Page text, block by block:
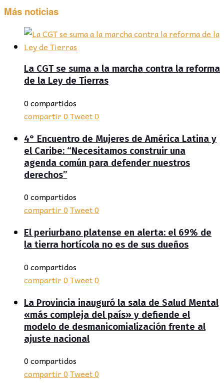
Más noticias
La CGT se suma a la marcha contra la reforma
de la Ley de Tierras
0 compartidos
compartir0Tweet0
4° Encuentro de Mujeres de América Latina y
el Caribe: “Necesitamos construir una
agenda común para defender nuestros
derechos”
0 compartidos
compartir0Tweet0
El periurbano platense en alerta: el 69% de
la tierra hortícola no es de sus dueños
0 compartidos
compartir0Tweet0
La Provincia inauguró la sala de Salud Mental
«más compleja del país» y defiende el
modelo de desmanicomialización frente al
ajuste nacional
0 compartidos
compartir0Tweet0